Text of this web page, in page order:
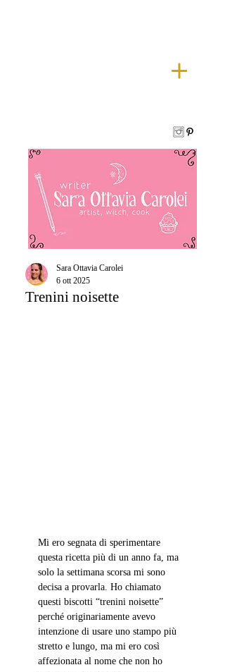
Trenini noisette
Sara Ottavia Carolei
6 ott 2025
Mi ero segnata di sperimentare
questa ricetta più di un anno fa, ma
solo la settimana scorsa mi sono
decisa a provarla. Ho chiamato
questi biscotti “trenini noisette”
perché originariamente avevo
intenzione di usare uno stampo più
stretto e lungo, ma mi ero così
affezionata al nome che non ho